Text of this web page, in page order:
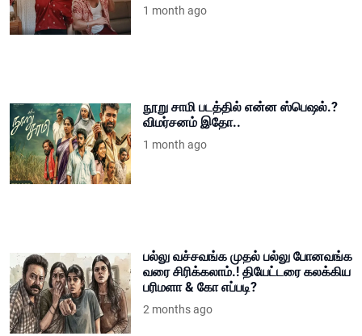
1 month ago
நூறு சாமி படத்தில் என்ன ஸ்பெஷல்.?
விமர்சனம் இதோ..
1 month ago
பல்லு வச்சவங்க முதல் பல்லு போனவங்க
வரை சிரிக்கலாம்.! தியேட்டரை கலக்கிய
பரிமளா & கோ எப்படி?
2 months ago